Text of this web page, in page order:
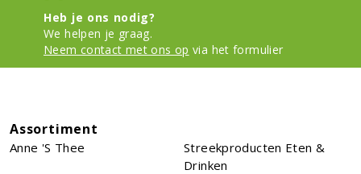
Heb je ons nodig?
We helpen je graag.
Neem contact met ons op via het formulier
Assortiment
Anne 's Thee
Streekproducten Eten &
Drinken